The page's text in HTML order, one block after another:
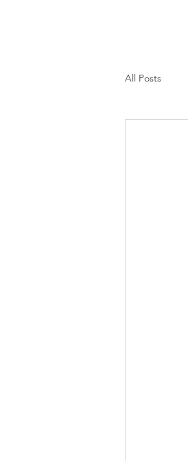
All Posts